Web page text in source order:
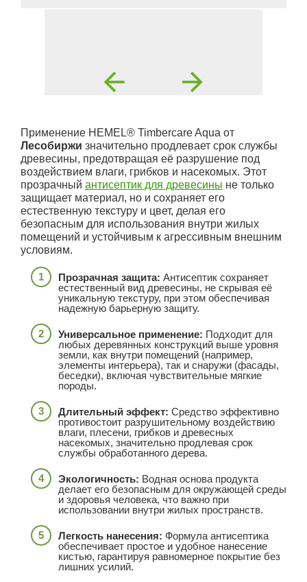
Применение HEMEL® Timbercare Aqua от
Лесобиржи значительно продлевает срок службы
древесины, предотвращая её разрушение под
воздействием влаги, грибков и насекомых. Этот
прозрачный антисептик для древесины не только
защищает материал, но и сохраняет его
естественную текстуру и цвет, делая его
безопасным для использования внутри жилых
помещений и устойчивым к агрессивным внешним
условиям.
Прозрачная защита: Антисептик сохраняет
естественный вид древесины, не скрывая её
уникальную текстуру, при этом обеспечивая
надежную барьерную защиту.
Универсальное применение: Подходит для
любых деревянных конструкций выше уровня
земли, как внутри помещений (например,
элементы интерьера), так и снаружи (фасады,
беседки), включая чувствительные мягкие
породы.
Длительный эффект: Средство эффективно
противостоит разрушительному воздействию
влаги, плесени, грибков и древесных
насекомых, значительно продлевая срок
службы обработанного дерева.
Экологичность: Водная основа продукта
делает его безопасным для окружающей среды
и здоровья человека, что важно при
использовании внутри жилых пространств.
Легкость нанесения: Формула антисептика
обеспечивает простое и удобное нанесение
кистью, гарантируя равномерное покрытие без
лишних усилий.